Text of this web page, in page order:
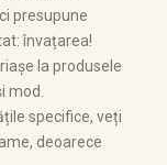
presupune
învațarea!
la produsele
mod.
specifice, veți
deoarece